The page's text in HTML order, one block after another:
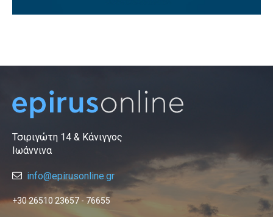
Τσιριγώτη 14 & Κάνιγγος
Ιωάννινα
info@epirusonline.gr
+30 26510 23657 - 76655